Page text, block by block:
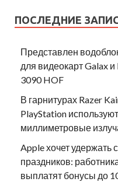
ПОСЛЕДНИЕ
Представлен
для видеокарт Galax
3090 HOF
В гарнитурах Razer
PlayStation
миллиметровые
Apple хочет удержать
праздников:
выплатят бонусы до